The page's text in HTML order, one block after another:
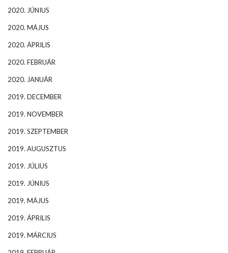
2020. JÚNIUS
2020. MÁJUS
2020. ÁPRILIS
2020. FEBRUÁR
2020. JANUÁR
2019. DECEMBER
2019. NOVEMBER
2019. SZEPTEMBER
2019. AUGUSZTUS
2019. JÚLIUS
2019. JÚNIUS
2019. MÁJUS
2019. ÁPRILIS
2019. MÁRCIUS